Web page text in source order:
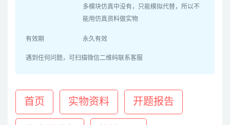
多模块仿真中没有，只能模拟代替，所以不
能用仿真资料做实物
有效期 永久有效
遇到任何问题，可扫描微信二维码联系客服
首页 实物资料 开题报告